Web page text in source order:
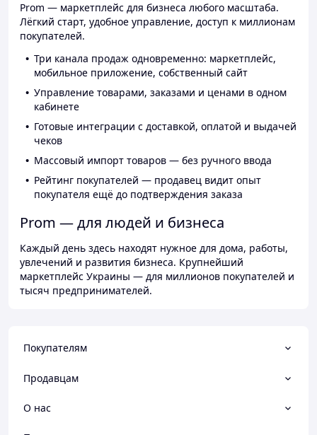
Prom — маркетплейс для бизнеса любого масштаба.
Лёгкий старт, удобное управление, доступ к миллионам
покупателей.
Три канала продаж одновременно: маркетплейс,
мобильное приложение, собственный сайт
Управление товарами, заказами и ценами в одном
кабинете
Готовые интеграции с доставкой, оплатой и выдачей
чеков
Массовый импорт товаров — без ручного ввода
Рейтинг покупателей — продавец видит опыт
покупателя ещё до подтверждения заказа
Prom — для людей и бизнеса
Каждый день здесь находят нужное для дома, работы,
увлечений и развития бизнеса. Крупнейший
маркетплейс Украины — для миллионов покупателей и
тысяч предпринимателей.
Покупателям
Продавцам
О нас